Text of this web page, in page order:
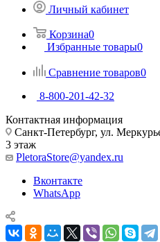
Личный кабинет
Корзина0
Избранные товары0
Сравнение товаров0
8-800-201-42-32
Контактная информация
Санкт-Петербург, ул.
3 этаж
PletoraStore@yandex.ru
Вконтакте
WhatsApp